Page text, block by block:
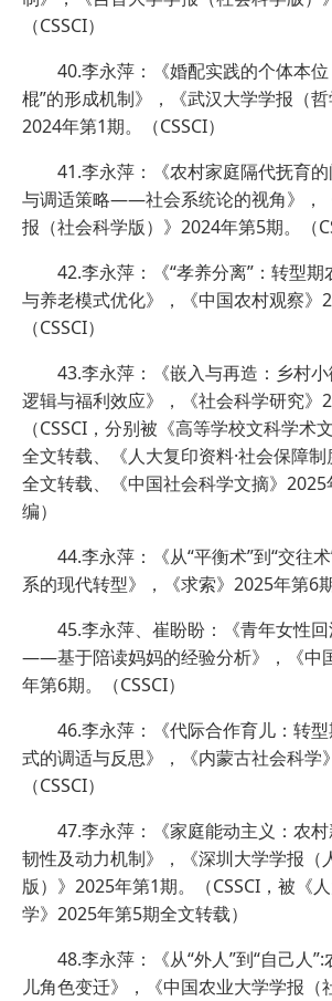
（CSSCI）
40.李永萍：《婚配实践的个体本
棍”的形成机制》，《武汉大学学报（哲
2024年第1期。（CSSCI）
41.李永萍：《农村家庭隔代抚育
与调适策略——社会系统论的视角》，
报（社会科学版）》2024年第5期。（
42.李永萍：《“孝养分离”：转型
与养老模式优化》，《中国农村观察》
（CSSCI）
43.李永萍：《嵌入与再造：乡村
逻辑与福利效应》，《社会科学研究》
（CSSCI，分别被《高等学校文科学术
全文转载、《人大复印资料·社会保障
全文转载、《中国社会科学文摘》
编）
44.李永萍：《从“平衡术”到“交往
系的现代转型》，《求索》2025年第6期
45.李永萍、崔盼盼：《青年女性
——基于陪读妈妈的经验分析》，《中
年第6期。（CSSCI）
46.李永萍：《代际合作育儿：转
式的调适与反思》，《内蒙古社会科学
（CSSCI）
47.李永萍：《家庭能动主义：农
韧性及动力机制》，《深圳大学学报（
版）》2025年第1期。（CSSCI，被《
学》2025年第5期全文转载）
48.李永萍：《从“外人”到“自己人
儿角色变迁》，《中国农业大学学报（